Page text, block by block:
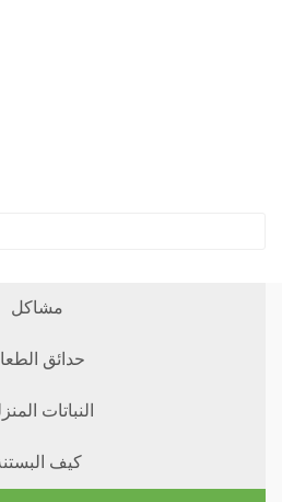
مشاكل
حدائق
النباتات
كيف